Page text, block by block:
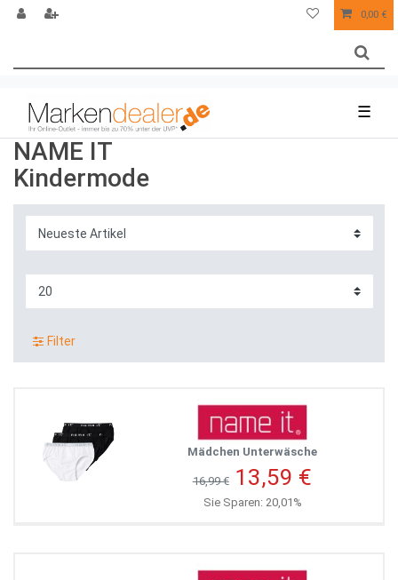
0,00 €
☰
NAME IT
Kindermode
Filter
Mädchen Unterwäsche
16,99 € 13,59 €
Sie Sparen: 20,01%